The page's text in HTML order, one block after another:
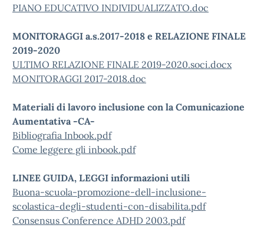
PIANO EDUCATIVO INDIVIDUALIZZATO.doc
MONITORAGGI a.s.2017-2018 e RELAZIONE FINALE
2019-2020
ULTIMO RELAZIONE FINALE 2019-2020.soci.docx
MONITORAGGI 2017-2018.doc
Materiali di lavoro inclusione con la Comunicazione
Aumentativa -CA-
Bibliografia Inbook.pdf
Come leggere gli inbook.pdf
LINEE GUIDA, LEGGI informazioni utili
Buona-scuola-promozione-dell-inclusione-
scolastica-degli-studenti-con-disabilita.pdf
Consensus Conference ADHD 2003.pdf